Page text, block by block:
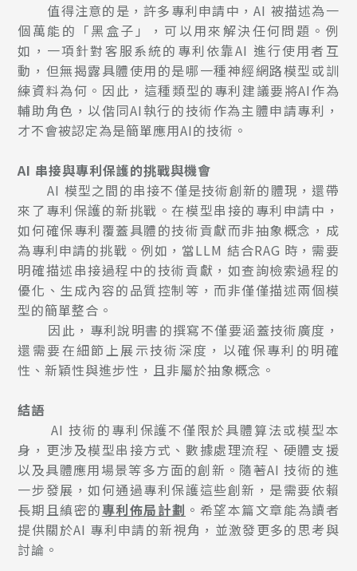
值得注意的是，許多專利申請中，AI 被描述為一
個萬能的「黑盒子」，可以用來解決任何問題。例
如，一項針對客服系統的專利依靠AI 進行使用者互
動，但無揭露具體使用的是哪一種神經網路模型或訓
練資料為何。因此，這種類型的專利建議要將AI作為
輔助角色，以偕同AI執行的技術作為主體申請專利，
才不會被認定為是簡單應用AI的技術。
AI 串接與專利保護的挑戰與機會
AI 模型之間的串接不僅是技術創新的體現，還帶
來了專利保護的新挑戰。在模型串接的專利申請中，
如何確保專利覆蓋具體的技術貢獻而非抽象概念，成
為專利申請的挑戰。例如，當LLM 結合RAG 時，需要
明確描述串接過程中的技術貢獻，如查詢檢索過程的
優化、生成內容的品質控制等，而非僅僅描述兩個模
型的簡單整合。
因此，專利說明書的撰寫不僅要涵蓋技術廣度，
還需要在細節上展示技術深度，以確保專利的明確
性、新穎性與進步性，且非屬於抽象概念。
結語
AI 技術的專利保護不僅限於具體算法或模型本
身，更涉及模型串接方式、數據處理流程、硬體支援
以及具體應用場景等多方面的創新。隨著AI 技術的進
一步發展，如何通過專利保護這些創新，是需要依賴
長期且縝密的專利佈局計劃 。希望本篇文章能為讀者
提供關於AI 專利申請的新視角，並激發更多的思考與
討論。